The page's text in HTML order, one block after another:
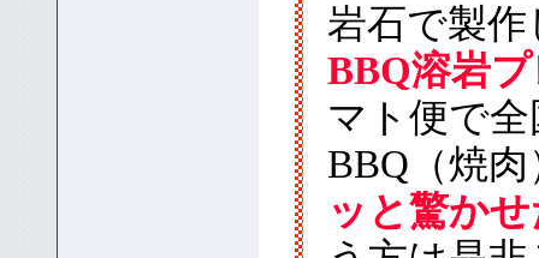
岩石で製
BBQ溶岩
マト便で
BBQ（焼
ッと驚か